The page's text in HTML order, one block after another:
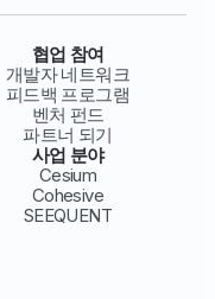
협업 참여
개발자 네트워크
피드백 프로그램
벤처 펀드
파트너 되기
사업 분야
Cesium
Cohesive
SEEQUENT